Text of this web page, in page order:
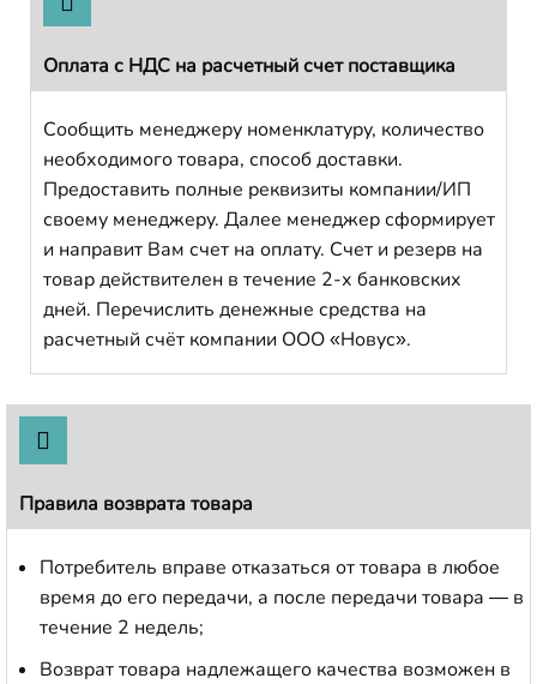
Оплата с НДС на расчетный счет поставщика
Сообщить менеджеру номенклатуру, количество
необходимого товара, способ доставки.
Предоставить полные реквизиты компании/ИП
своему менеджеру. Далее менеджер сформирует
и направит Вам счет на оплату. Счет и резерв на
товар действителен в течение 2-х банковских
дней. Перечислить денежные средства на
расчетный счёт компании ООО «Новус».
Правила возврата товара
Потребитель вправе отказаться от товара в любое
время до его передачи, а после передачи товара — в
течение 2 недель;
Возврат товара надлежащего качества возможен в